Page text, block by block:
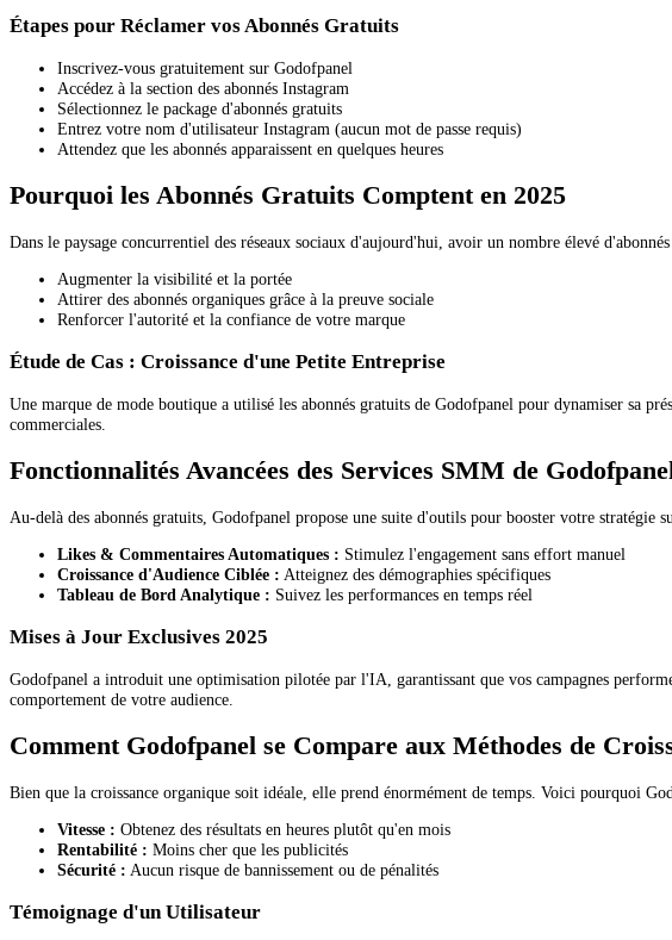
Étapes pour Réclamer vos Abonnés Gratuits
Inscrivez-vous gratuitement sur Godofpanel
Accédez à la section des abonnés Instagram
Sélectionnez le package d'abonnés gratuits
Entrez votre nom d'utilisateur Instagram (aucun mot de passe requis)
Attendez que les abonnés apparaissent en quelques heures
Pourquoi les Abonnés Gratuits Comptent en 2025
Dans le paysage concurrentiel des réseaux sociaux d'aujourd'hui, avoir un nombre élevé
Augmenter la visibilité et la portée
Attirer des abonnés organiques grâce à la preuve sociale
Renforcer l'autorité et la confiance de votre marque
Étude de Cas : Croissance d'une Petite Entreprise
Une marque de mode boutique a utilisé les abonnés gratuits de Godofpanel pour dynamiser sa
commerciales.
Fonctionnalités Avancées des Services SMM de
Au-delà des abonnés gratuits, Godofpanel propose une suite d'outils pour booster votre stratégie
Likes & Commentaires Automatiques : Stimulez l'engagement sans effort manuel
Croissance d'Audience Ciblée : Atteignez des démographies spécifiques
Tableau de Bord Analytique : Suivez les performances en temps réel
Mises à Jour Exclusives 2025
Godofpanel a introduit une optimisation pilotée par l'IA, garantissant que vos campagnes
comportement de votre audience.
Comment Godofpanel se Compare aux Méthodes de
Bien que la croissance organique soit idéale, elle prend énormément de temps. Voici pourquoi
Vitesse : Obtenez des résultats en heures plutôt qu'en mois
Rentabilité : Moins cher que les publicités
Sécurité : Aucun risque de bannissement ou de pénalités
Témoignage d'un Utilisateur